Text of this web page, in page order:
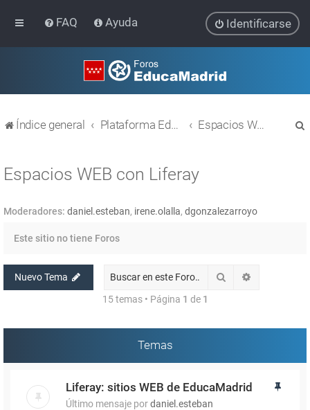
FAQ Ayuda Identificarse
Índice general Plataforma Educativa EducaMadrid Espacios WEB con Liferay
Espacios WEB con Liferay
Moderadores: daniel.esteban, irene.olalla, dgonzalezarroyo
Este sitio no tiene Foros
Nuevo Tema Buscar
15 temas • Página 1 de 1
Temas
Liferay: sitios WEB de EducaMadrid
Último mensaje pordaniel.esteban